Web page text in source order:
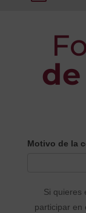
CONTACTO
Motivo de la
Si quieres
participar en